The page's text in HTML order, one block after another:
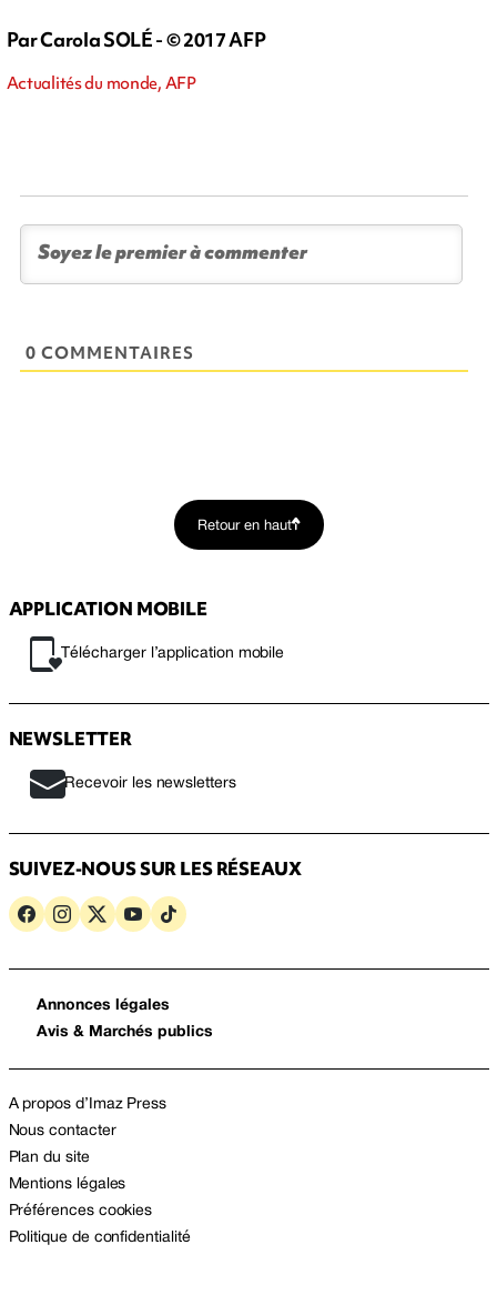
Par Carola SOLÉ - © 2017 AFP
Actualités du monde, AFP
0 COMMENTAIRES
Retour en haut
APPLICATION MOBILE
Télécharger l’application mobile
NEWSLETTER
Recevoir les newsletters
SUIVEZ-NOUS SUR LES RÉSEAUX
Annonces légales
Avis & Marchés publics
A propos d’Imaz Press
Nous contacter
Plan du site
Mentions légales
Préférences cookies
Politique de confidentialité